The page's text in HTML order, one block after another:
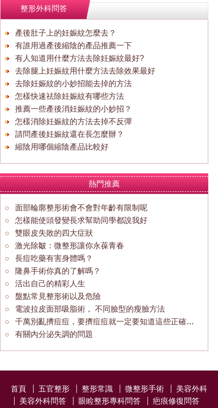
整形外科問答
產後肚子上的妊娠紋怎麼去？
有誰用過產後縮陰的產品推薦一下
有人知道用什麼方法去除妊娠紋最好?
去除腿上妊娠紋用什麼方法去除效果最好
去除妊娠紋的小妙招能去掉的方法
怎樣快速祛除妊娠紋有哪些方法
推薦一些產後消妊娠紋的小妙招？
怎樣消除妊娠紋的方法去掉不反彈
請問產後妊娠紋還在長怎麼辦？
縮陰用哪個縮陰產品比較好
熱門推薦
面部輪廓整形術會不會對年齡有限制呢
怎樣能使頭發變長求幫助同學都說我好
雙眼皮失敗的四大症狀
激光除皺：微整形讓你永葆青春
長痘吃藥有害身體嗎？
隆鼻手術你真的了解嗎？
活出自己的精彩人生
盤點常見整形術以及危險
電波拉皮面部吸脂術， 不同臉型的瘦臉方法
千萬別亂擠痘痘，要擠痘痘就一定要知道這些正確方法！
有關內分泌失調的問題
首頁 五官整形 整形常識 微整形手術
美容外科
美容外科問答
眼睑整形專科問答 疤痕修復問答